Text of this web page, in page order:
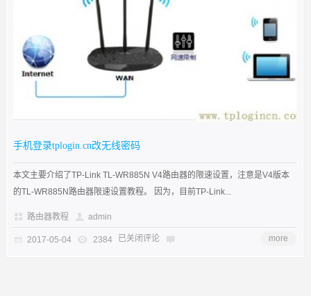
手机登录tplogin.cn改无线密码
本文主要介绍了TP-Link TL-WR885N V4路由器的限速设置，注意是V4版本
的TL-WR885N路由器限速设置教程。 因为，目前TP-Link...
路由器教程 admin
2017-05-04 2384 已关闭评论 more